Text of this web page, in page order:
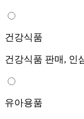
건강식품
건강식품 판매, 인
유아용품